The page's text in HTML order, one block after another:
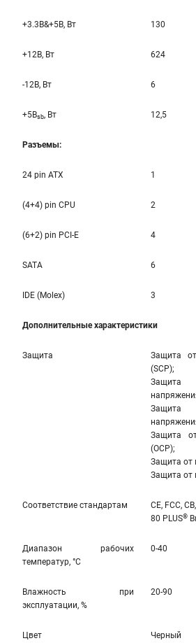
+3.3B&+5B, Вт 130
+12B, Вт 624
-12B, Вт 6
+5Bsb, Вт 12,5
Разъемы:
24 pin ATX 1
(4+4) pin CPU 2
(6+2) pin PCI-E 4
SATA 6
IDE (Molex) 3
Дополнительные характеристики
Защита
Защита
(SCP);
Защита
(OCP);
Защита от
Защита от
Соответствие стандартам
CE, FCC,
80 PLUS®
Диапазон рабочих
температур, °С
0-40
Влажность при
эксплуатации, %
20-90
Цвет Черный